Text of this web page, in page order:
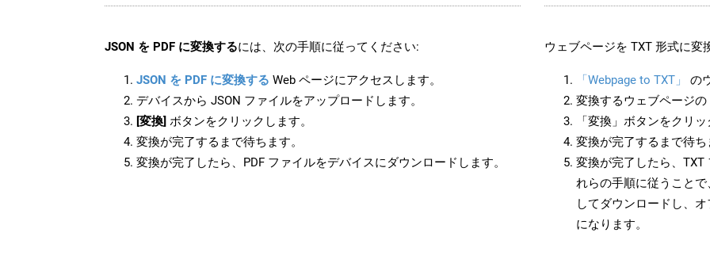
JSON を PDF に変換するには、次の手順に従ってください:
JSON を PDF に変換する Web ページにアクセスします。
デバイスから JSON ファイルをアップロードします。
[変換] ボタンをクリックします。
変換が完了するまで待ちます。
変換が完了したら、PDF ファイルをデバイスにダウンロードします。
ウェブページを TXT 形式に変
「Webpage to TXT」
の
変換するウェブページの
「変換」ボタンをクリ
変換が完了するまで待ち
変換が完了したら、TXT
れらの手順に従うこと
してダウンロードし、
になります。